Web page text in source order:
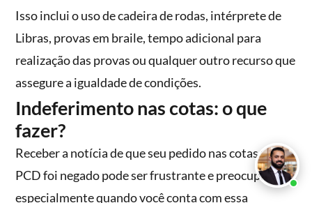
Isso inclui o uso de cadeira de rodas, intérprete de
Libras, provas em braile, tempo adicional para
realização das provas ou qualquer outro recurso que
assegure a igualdade de condições.
Indeferimento nas cotas: o que
fazer?
Receber a notícia de que seu pedido nas cotas para
PCD foi negado pode ser frustrante e preocupante,
especialmente quando você conta com essa